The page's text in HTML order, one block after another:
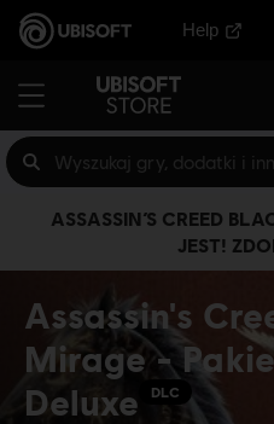
Help
ASSASSIN’S CREED
JEST!
Assassin's
Mirage -
Deluxe
DLC